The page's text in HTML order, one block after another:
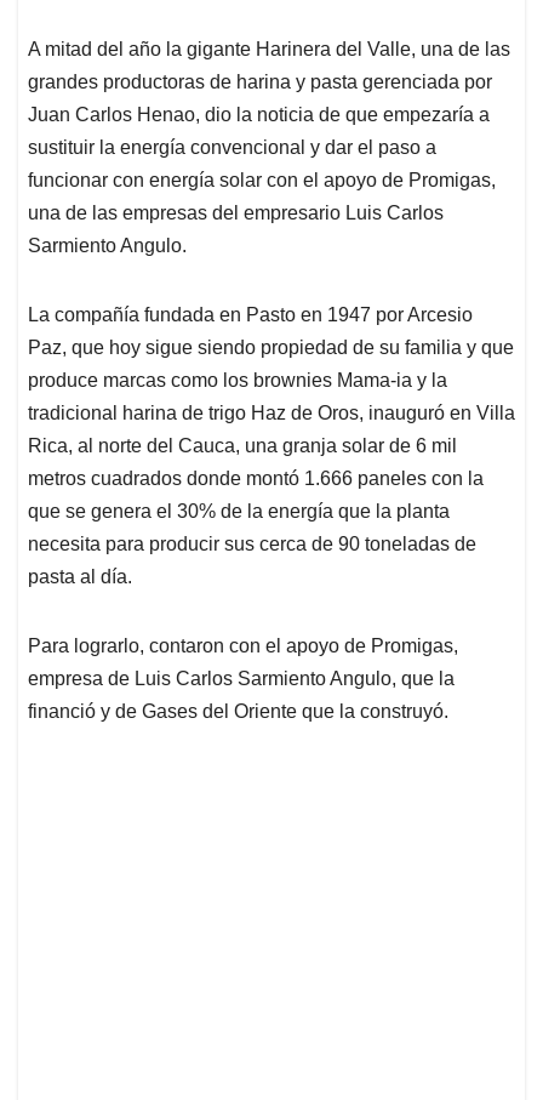
A mitad del año la gigante Harinera del Valle, una de las
grandes productoras de harina y pasta gerenciada por
Juan Carlos Henao, dio la noticia de que empezaría a
sustituir la energía convencional y dar el paso a
funcionar con energía solar con el apoyo de Promigas,
una de las empresas del empresario Luis Carlos
Sarmiento Angulo.
La compañía fundada en Pasto en 1947 por Arcesio
Paz, que hoy sigue siendo propiedad de su familia y que
produce marcas como los brownies Mama-ia y la
tradicional harina de trigo Haz de Oros, inauguró en Villa
Rica, al norte del Cauca, una granja solar de 6 mil
metros cuadrados donde montó 1.666 paneles con la
que se genera el 30% de la energía que la planta
necesita para producir sus cerca de 90 toneladas de
pasta al día.
Para lograrlo, contaron con el apoyo de Promigas,
empresa de Luis Carlos Sarmiento Angulo, que la
financió y de Gases del Oriente que la construyó.